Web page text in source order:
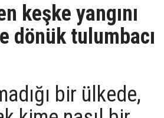
keşke yangını
dönük tulumbacı
bir ülkede,